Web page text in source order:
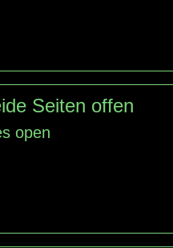
Seiten offen
open